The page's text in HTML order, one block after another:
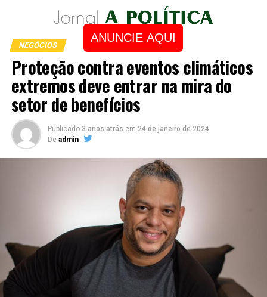
ANUNCIE AQUI
NEGÓCIOS
Proteção contra eventos climáticos
extremos deve entrar na mira do
setor de benefícios
Publicado 3 anos atrás em 24 de janeiro de 2024
De admin